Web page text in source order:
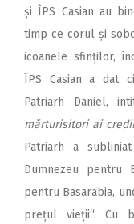
și ÎPS Casian au
timp ce corul și
icoanele sfinților,
ÎPS Casian a dat
Patriarh Daniel,
mărturisitori ai
Patriarh a
Dumnezeu pentru
pentru Basarabia,
prețul vieții“. Cu